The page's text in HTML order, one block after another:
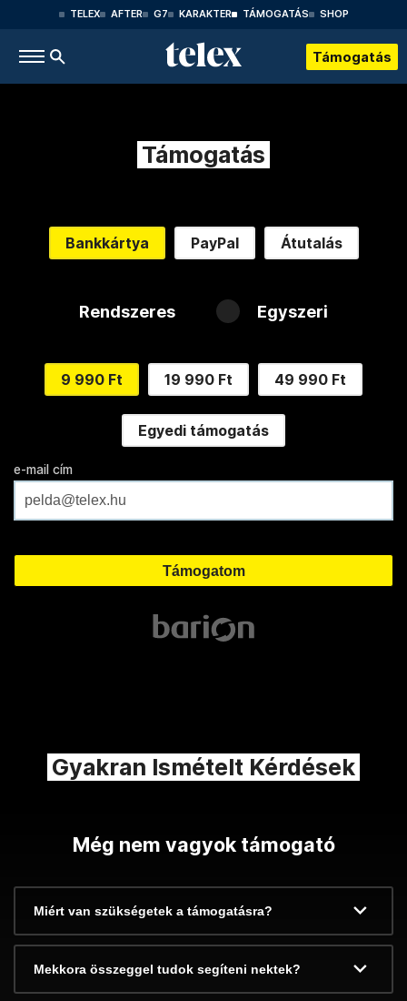
TELEX AFTER G7 KARAKTER TÁMOGATÁS SHOP
Támogatás
Támogatás
Bankkártya PayPal Átutalás
Rendszeres Egyszeri
9 990 Ft 19 990 Ft 49 990 Ft
Egyedi támogatás
e-mail cím
Gyakran Ismételt Kérdések
Még nem vagyok támogató
Miért van szükségetek a támogatásra?
Mekkora összeggel tudok segíteni nektek?